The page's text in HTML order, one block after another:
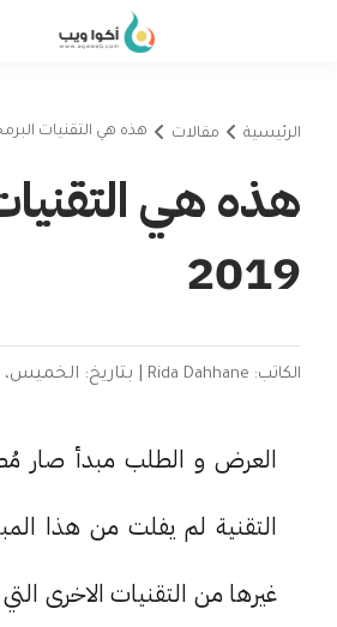
الرئيسية مقالات هذه هي التقنيات
هذه هي
2019
الكاتب: Rida Dahhane بتاريخ: الخميس، 27 ديسمبر 2018
العرض و الطلب مبدأ صار
التقنية لم يفلت من هذا
غيرها من التقنيات الاخرى